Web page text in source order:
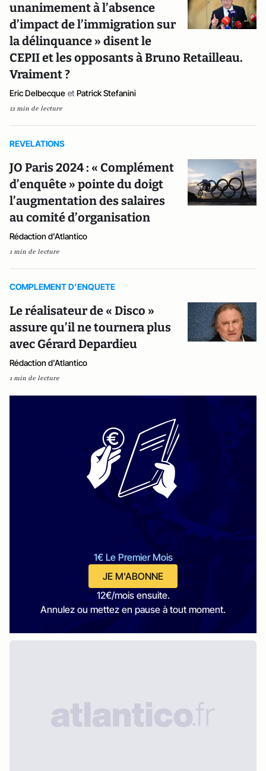
unanimement à l’absence
d’impact de l’immigration sur
la délinquance » disent le
CEPII et les opposants à Bruno Retailleau.
Vraiment ?
Eric Delbecque et Patrick Stefanini
12 min de lecture
REVELATIONS
JO Paris 2024 : « Complément
d’enquête » pointe du doigt
l’augmentation des salaires
au comité d’organisation
Rédaction d'Atlantico
1 min de lecture
COMPLEMENT D’ENQUETE
Le réalisateur de « Disco »
assure qu’il ne tournera plus
avec Gérard Depardieu
Rédaction d'Atlantico
1 min de lecture
1€ Le Premier Mois
JE M'ABONNE
12€/mois ensuite.
Annulez ou mettez en pause à tout moment.